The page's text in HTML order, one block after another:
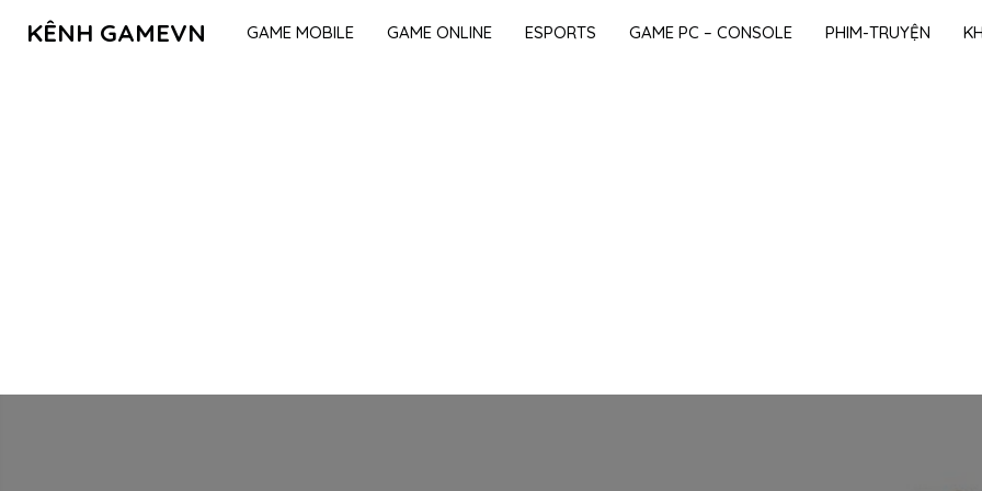
KÊNH GAMEVN GAME MOBILE GAME ONLINE ESPORTS GAME PC – CONSOLE PHIM-TRUYỆN